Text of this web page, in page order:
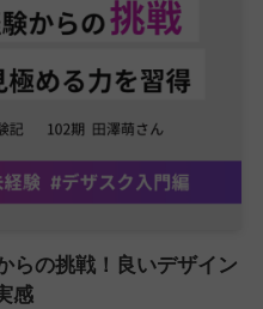
らの挑戦！良いデザイン
感